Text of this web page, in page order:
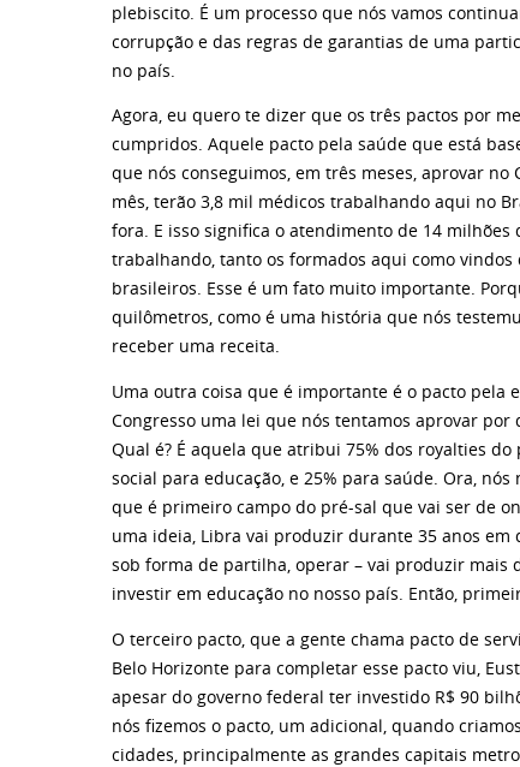
plebiscito. É um processo que nós vamos
corrupção e das regras de garantias de uma
no país.
Agora, eu quero te dizer que os três pactos por
cumpridos. Aquele pacto pela saúde que está
que nós conseguimos, em três meses, aprovar
mês, terão 3,8 mil médicos trabalhando aqui no
fora. E isso significa o atendimento de 14
trabalhando, tanto os formados aqui como
brasileiros. Esse é um fato muito importante.
quilômetros, como é uma história que nós
receber uma receita.
Uma outra coisa que é importante é o pacto pela
Congresso uma lei que nós tentamos aprovar por
Qual é? É aquela que atribui 75% dos royalties
social para educação, e 25% para saúde. Ora,
que é primeiro campo do pré-sal que vai ser de
uma ideia, Libra vai produzir durante 35 anos em
sob forma de partilha, operar – vai produzir mais
investir em educação no nosso país. Então,
O terceiro pacto, que a gente chama pacto de
Belo Horizonte para completar esse pacto viu,
apesar do governo federal ter investido R$ 90
nós fizemos o pacto, um adicional, quando
cidades, principalmente as grandes capitais